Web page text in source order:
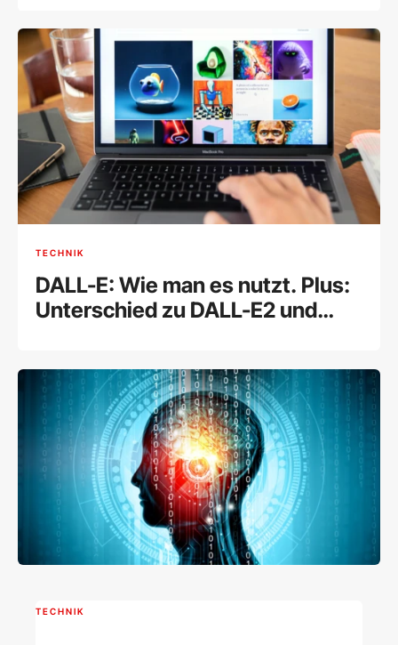
TECHNIK
DALL-E: Wie man es nutzt. Plus:
Unterschied zu DALL-E2 und
TECHNIK